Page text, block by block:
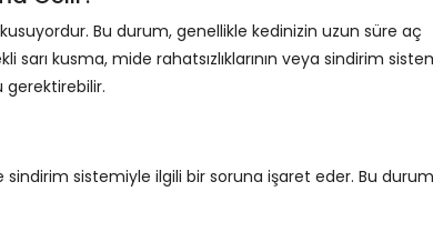
Bu durum, genellikle kedinizin uzun süre aç
kusma, mide rahatsızlıklarının veya sindirim
gerektirebilir.
sistemiyle ilgili bir soruna işaret eder. Bu